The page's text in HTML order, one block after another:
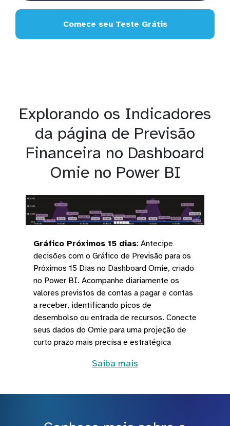
Comece seu Teste Grátis
Explorando os Indicadores
da página de Previsão
Financeira no Dashboard
Omie no Power BI
Gráfico Próximos 15 dias: Antecipe
decisões com o Gráfico de Previsão para os
Próximos 15 Dias no Dashboard Omie, criado
no Power BI. Acompanhe diariamente os
valores previstos de contas a pagar e contas
a receber, identificando picos de
desembolso ou entrada de recursos. Conecte
seus dados do Omie para uma projeção de
curto prazo mais precisa e estratégica
Saiba mais